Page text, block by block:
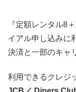
『定額レンタル8
イアル申し込みに
決済と一部のキャ
利用できるクレジ